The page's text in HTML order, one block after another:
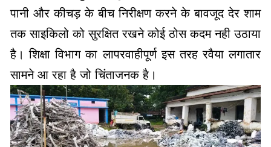
पानी और कीचड़ के बीच निरीक्षण करने के बावजूद देर शाम
तक साइकिलो को सुरक्षित रखने कोई ठोस कदम नही उठाया
है। शिक्षा विभाग का लापरवाहीपूर्ण इस तरह रवैया लगातार
सामने आ रहा है जो चिंताजनक है।